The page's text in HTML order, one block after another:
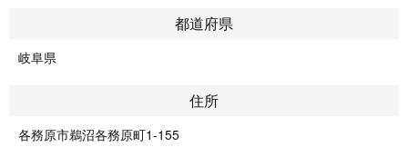
都道府県
岐阜県
住所
各務原市鵜沼各務原町1-155